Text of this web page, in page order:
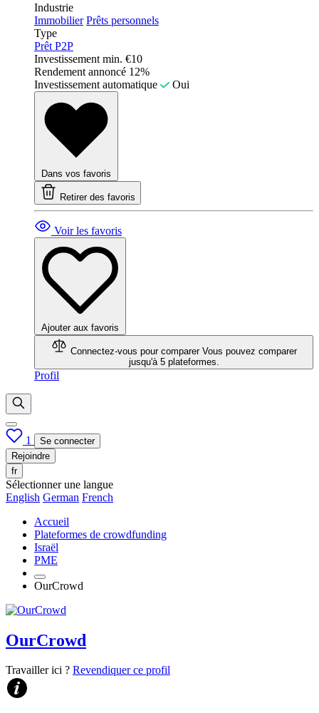
Industrie
Immobilier Prêts personnels
Type
Prêt P2P
Investissement min. €10
Rendement annoncé 12%
Investissement automatique
Oui
Dans vos favoris
Retirer des favoris
Voir les favoris
Ajouter aux favoris
Connectez-vous pour comparer Vous pouvez comparer
jusqu'à 5 plateformes.
Profil
1
Se connecter
Rejoindre
fr
Sélectionner une langue
English German French
Accueil
Plateformes de crowdfunding
Israël
PME
OurCrowd
OurCrowd
Travailler ici ? Revendiquer ce profil